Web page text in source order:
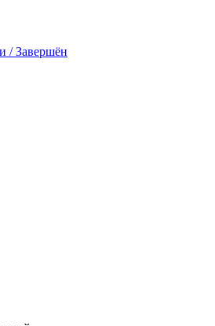
/ Завершён